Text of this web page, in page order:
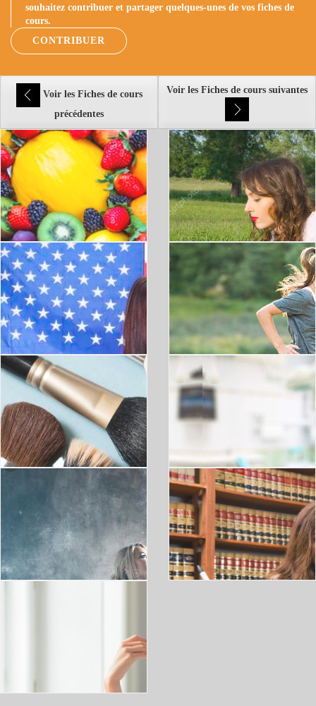
souhaitez contribuer et partager quelques-unes de vos fiches de
cours.
CONTRIBUER
Voir les Fiches de cours suivantes
précédentes